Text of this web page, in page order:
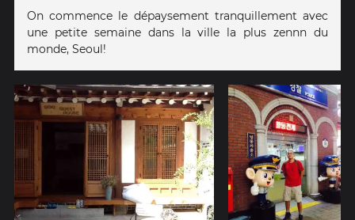
On commence le dépaysement tranquillement avec
une petite semaine dans la ville la plus zennn du
monde, Seoul!